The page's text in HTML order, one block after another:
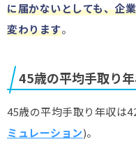
に届かないとしても、企
変わります。
45歳の平均手取り
45歳の平均手取り年収は
ミュレーション)。